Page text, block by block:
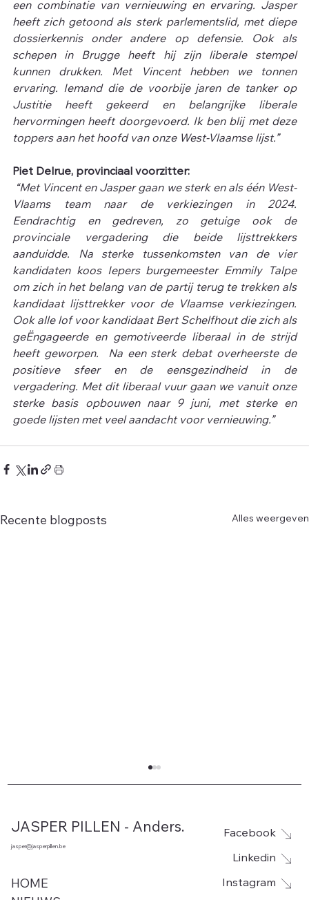
een combinatie van vernieuwing en ervaring. Jasper
heeft zich getoond als sterk parlementslid, met diepe
dossierkennis onder andere op defensie. Ook als
schepen in Brugge heeft hij zijn liberale stempel
kunnen drukken. Met Vincent hebben we tonnen
ervaring. Iemand die de voorbije jaren de tanker op
Justitie heeft gekeerd en belangrijke liberale
hervormingen heeft doorgevoerd. Ik ben blij met deze
toppers aan het hoofd van onze West-Vlaamse lijst.”
Piet Delrue, provinciaal voorzitter:
“Met Vincent en Jasper gaan we sterk en als één West-
Vlaams team naar de verkiezingen in 2024.
Eendrachtig en gedreven, zo getuige ook de
provinciale vergadering die beide lijsttrekkers
aanduidde. Na sterke tussenkomsten van de vier
kandidaten koos Iepers burgemeester Emmily Talpe
om zich in het belang van de partij terug te trekken als
kandidaat lijsttrekker voor de Vlaamse verkiezingen.
Ook alle lof voor kandidaat Bert Schelfhout die zich als
geËngageerde en gemotiveerde liberaal in de strijd
heeft geworpen.  Na een sterk debat overheerste de
positieve sfeer en de eensgezindheid in de
vergadering. Met dit liberaal vuur gaan we vanuit onze
sterke basis opbouwen naar 9 juni, met sterke en
goede lijsten met veel aandacht voor vernieuwing.”
Recente blogposts Alles weergeven
JASPER PILLEN - Anders.
jasper@jasperpillen.be
HOME
Facebook
Linkedin
Instagram